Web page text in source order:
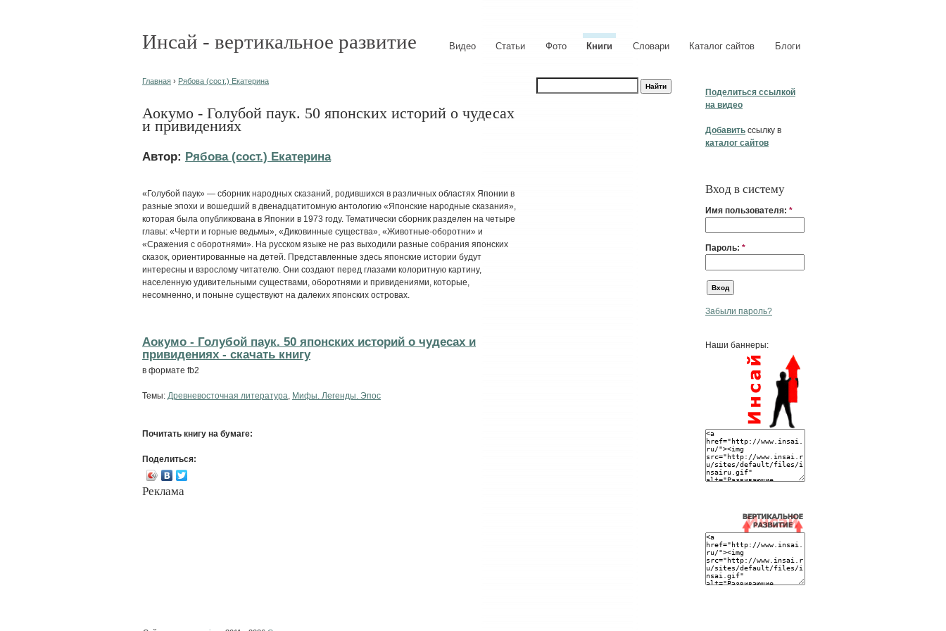
Инсай - вертикальное развитие Видео Статьи Фото Книги Словари Каталог сайтов Блоги
Поделиться ссылкой
на видео
Добавить ссылку в
каталог сайтов
Вход в систему
Имя пользователя: *
Пароль: *
Забыли пароль?
Наши баннеры:
Главная › Рябова (сост.) Екатерина
Аокумо - Голубой паук. 50 японских историй о чудесах
и привидениях
Автор: Рябова (сост.) Екатерина
«Голубой паук» — сборник народных сказаний, родившихся в различных областях Японии в
разные эпохи и вошедший в двенадцатитомную антологию «Японские народные сказания»,
которая была опубликована в Японии в 1973 году. Тематически сборник разделен на четыре
главы: «Черти и горные ведьмы», «Диковинные существа», «Животные-оборотни» и
«Сражения с оборотнями». На русском языке не раз выходили разные собрания японских
сказок, ориентированные на детей. Представленные здесь японские истории будут
интересны и взрослому читателю. Они создают перед глазами колоритную картину,
населенную удивительными существами, оборотнями и привидениями, которые,
несомненно, и поныне существуют на далеких японских островах.
Аокумо - Голубой паук. 50 японских историй о чудесах и
привидениях - cкачать книгу
в формате fb2
Темы: Древневосточная литература Мифы. Легенды. Эпос
Почитать книгу на бумаге:
Поделиться:
Реклама